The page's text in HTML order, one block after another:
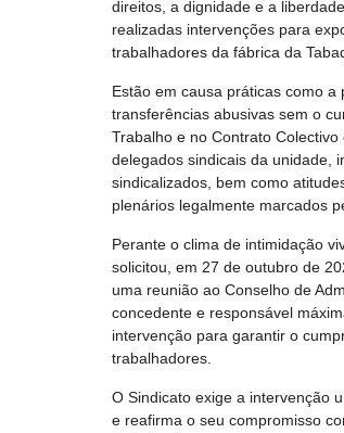
direitos, a dignidade e a
realizadas intervenções para
trabalhadores da fábrica da
Estão em causa práticas como a
transferências abusivas sem o
Trabalho e no Contrato
delegados sindicais da unidade,
sindicalizados, bem como
plenários legalmente marcados
Perante o clima de intimidação
solicitou, em 27 de outubro de
uma reunião ao Conselho de
concedente e responsável
intervenção para garantir o
trabalhadores.
O Sindicato exige a intervenção
e reafirma o seu compromisso